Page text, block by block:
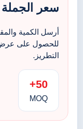
سعر
أرسل الكمية
للحصول على عرض
التطريز.
50+
MOQ